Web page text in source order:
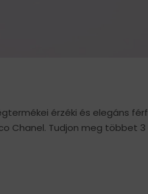
érzéki és elegáns
Chanel. Tudjon meg többet 3